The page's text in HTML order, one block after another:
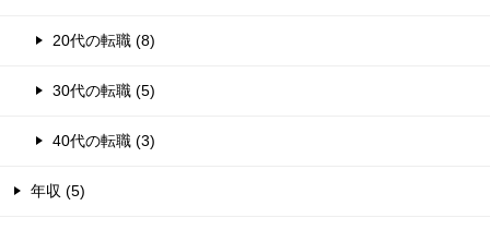
20代の転職 (8)
30代の転職 (5)
40代の転職 (3)
年収 (5)